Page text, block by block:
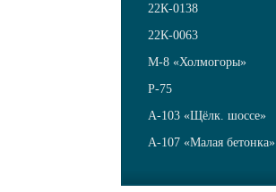
22К-0138
22К-0063
М-8 «Холмогоры»
Р-75
А-103 «Щёлк. шоссе»
А-107 «Малая бетонка»